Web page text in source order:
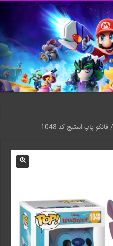
/ فانکو پاپ استیچ کد 1048